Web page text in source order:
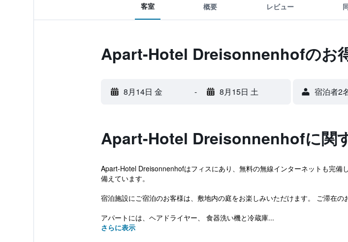
客室 概要 レビュー
Apart-Hotel Dreisonnenhofのお
8月14日 金 - 8月15日 土 宿泊者2
Apart-Hotel Dreisonnenhofに関
Apart-Hotel Dreisonnenhofはフィスにあり、無料の無線インターネットも完
備えています。
宿泊施設にご宿泊のお客様は、敷地内の庭をお楽しみいただけます。 ご滞在の
アパートには、ヘアドライヤー、 食器洗い機と冷蔵庫...
さらに表示